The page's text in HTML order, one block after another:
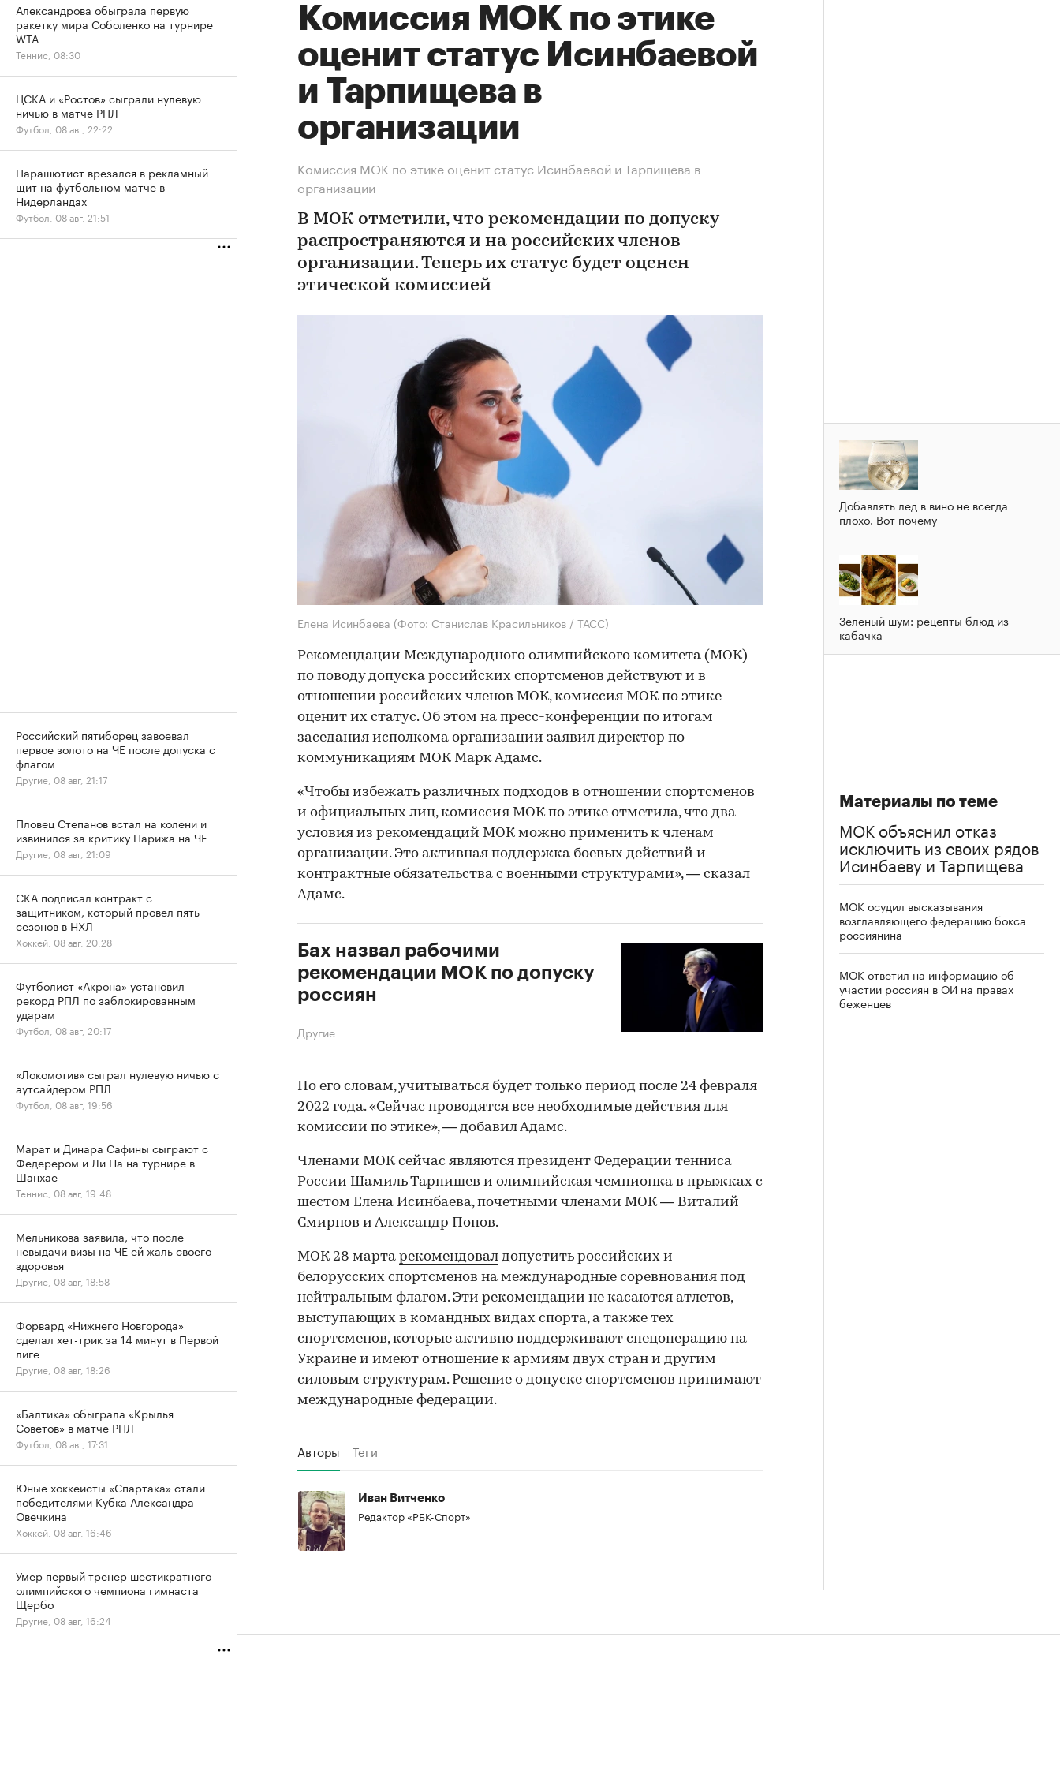
Комиссия МОК по этике
оценит статус Исинбаевой
и Тарпищева в
организации
Комиссия МОК по этике оценит статус Исинбаевой и Тарпищева в
организации
В МОК отметили, что рекомендации по допуску
распространяются и на российских членов
организации. Теперь их статус будет оценен
этической комиссией
Елена Исинбаева (Фото: Станислав Красильников / ТАСС)
Рекомендации Международного олимпийского комитета (МОК)
по поводу допуска российских спортсменов действуют и в
отношении российских членов МОК, комиссия МОК по этике
оценит их статус. Об этом на пресс-конференции по итогам
заседания исполкома организации заявил директор по
коммуникациям МОК Марк Адамс.
«Чтобы избежать различных подходов в отношении спортсменов
и официальных лиц, комиссия МОК по этике отметила, что два
условия из рекомендаций МОК можно применить к членам
организации. Это активная поддержка боевых действий и
контрактные обязательства с военными структурами», — сказал
Адамс.
Бах назвал рабочими
рекомендации МОК по допуску
россиян
Другие
00:00 / 00:00
По его словам, учитываться будет только период после 24 февраля
2022 года. «Сейчас проводятся все необходимые действия для
комиссии по этике», — добавил Адамс.
Членами МОК сейчас являются президент Федерации тенниса
России Шамиль Тарпищев и олимпийская чемпионка в прыжках с
шестом Елена Исинбаева, почетными членами МОК — Виталий
Смирнов и Александр Попов.
МОК 28 марта рекомендовал допустить российских и
белорусских спортсменов на международные соревнования под
нейтральным флагом. Эти рекомендации не касаются атлетов,
выступающих в командных видах спорта, а также тех
спортсменов, которые активно поддерживают спецоперацию на
Украине и имеют отношение к армиям двух стран и другим
силовым структурам. Решение о допуске спортсменов принимают
международные федерации.
Авторы Теги
Иван Витченко
Редактор «РБК-Спорт»
Добавлять лед в вино не всегда
плохо. Вот почему
Зеленый шум: рецепты блюд из
кабачка
Материалы по теме
МОК объяснил отказ
исключить из своих рядов
Исинбаеву и Тарпищева
МОК осудил высказывания
возглавляющего федерацию бокса
россиянина
МОК ответил на информацию об
участии россиян в ОИ на правах
беженцев
Александрова обыграла первую
ракетку мира Соболенко на турнире
WTA
Теннис, 08:30
ЦСКА и «Ростов» сыграли нулевую
ничью в матче РПЛ
Футбол, 08 авг, 22:22
Парашютист врезался в рекламный
щит на футбольном матче в
Нидерландах
Футбол, 08 авг, 21:51
Российский пятиборец завоевал
первое золото на ЧЕ после допуска с
флагом
Другие, 08 авг, 21:17
Пловец Степанов встал на колени и
извинился за критику Парижа на ЧЕ
Другие, 08 авг, 21:09
СКА подписал контракт с
защитником, который провел пять
сезонов в НХЛ
Хоккей, 08 авг, 20:28
Футболист «Акрона» установил
рекорд РПЛ по заблокированным
ударам
Футбол, 08 авг, 20:17
«Локомотив» сыграл нулевую ничью с
аутсайдером РПЛ
Футбол, 08 авг, 19:56
Марат и Динара Сафины сыграют с
Федерером и Ли На на турнире в
Шанхае
Теннис, 08 авг, 19:48
Мельникова заявила, что после
невыдачи визы на ЧЕ ей жаль своего
здоровья
Другие, 08 авг, 18:58
Форвард «Нижнего Новгорода»
сделал хет-трик за 14 минут в Первой
лиге
Другие, 08 авг, 18:26
«Балтика» обыграла «Крылья
Советов» в матче РПЛ
Футбол, 08 авг, 17:31
Юные хоккеисты «Спартака» стали
победителями Кубка Александра
Овечкина
Хоккей, 08 авг, 16:46
Умер первый тренер шестикратного
олимпийского чемпиона гимнаста
Щербо
Другие, 08 авг, 16:24